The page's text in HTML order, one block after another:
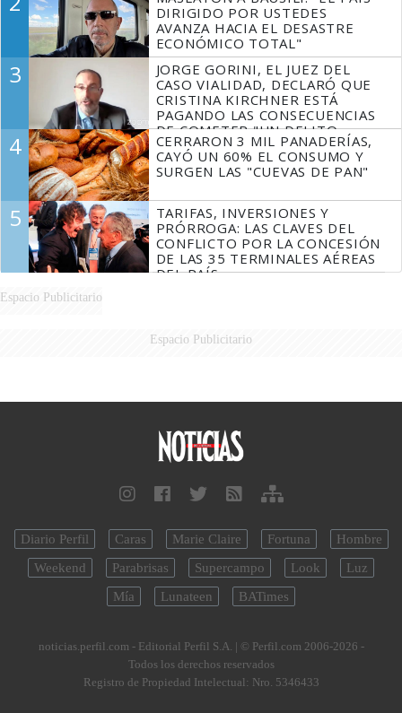
DIRIGIDO POR USTEDES
AVANZA HACIA EL DESASTRE
ECONÓMICO TOTAL"
3
JORGE GORINI, EL JUEZ DEL
CASO VIALIDAD, DECLARÓ QUE
CRISTINA KIRCHNER ESTÁ
PAGANDO LAS CONSECUENCIAS
DE COMETER "UN DELITO
COMPROBADO"
4
CERRARON 3 MIL PANADERÍAS,
CAYÓ UN 60% EL CONSUMO Y
SURGEN LAS "CUEVAS DE PAN"
5
TARIFAS, INVERSIONES Y
PRÓRROGA: LAS CLAVES DEL
CONFLICTO POR LA CONCESIÓN
DE LAS 35 TERMINALES AÉREAS
DEL PAÍS
Espacio Publicitario
Espacio Publicitario
Diario Perfil Caras Marie Claire Fortuna
Hombre
Weekend
Parabrisas Supercampo Look
Luz
Mía
Lunateen BATimes
noticias.perfil.com - Editorial Perfil S.A. | © Perfil.com 2006-2026 -
Todos los derechos reservados
Registro de Propiedad Intelectual: Nro. 5346433